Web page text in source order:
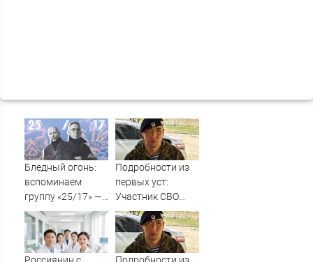
Бледный огонь:
вспоминаем
группу «25/17» —
великую и (часто)
ужасную
Подробности из
первых уст:
Участник СВО
рассказал, что
спасло его в
схватке с
медведем